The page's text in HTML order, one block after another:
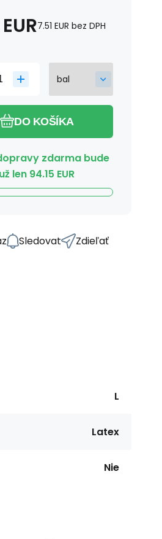
EUR7.51 EUR bez DPH
DO KOŠÍKA
zdarma bude
len 94.15 EUR
Sledovat Zdieľať
L
Latex
Nie